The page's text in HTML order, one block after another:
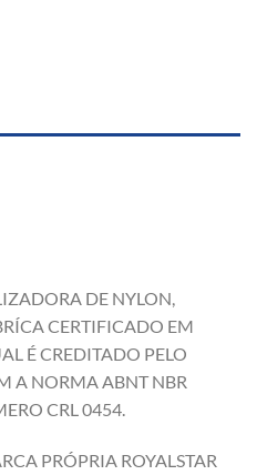
DE NYLON,
CERTIFICADO EM
É CREDITADO PELO
A NORMA ABNT NBR
CRL 0454.
PRÓPRIA ROYALSTAR